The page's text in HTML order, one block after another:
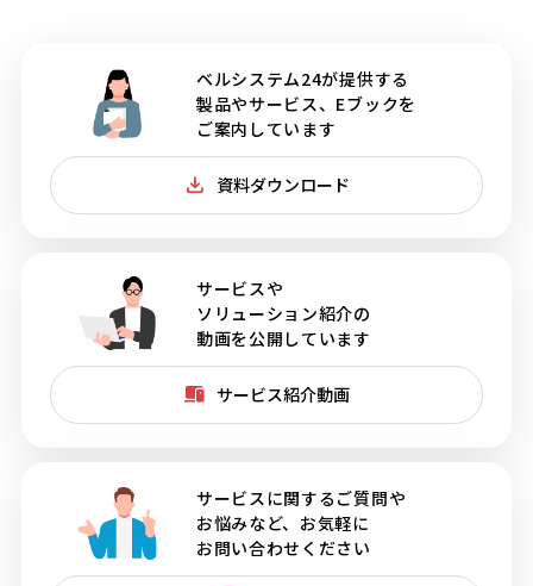
ベルシステム24が提供する
製品やサービス、Eブックを
ご案内しています
資料ダウンロード
サービスや
ソリューション紹介の
動画を公開しています
サービス紹介動画
サービスに関するご質問や
お悩みなど、お気軽に
お問い合わせください